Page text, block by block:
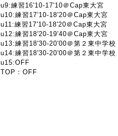
u9:練習16'10-17'10＠Cap東大宮
u10:練習17'10-18'20＠Cap東大宮
u11:練習17'10-18'20＠Cap東大宮
u12:練習18'20-19'40＠Cap東大宮
u13:練習18'30-20'00＠第２東中学校
u14:練習18'30-20'00＠第２東中学校
u15:OFF
TOP：OFF